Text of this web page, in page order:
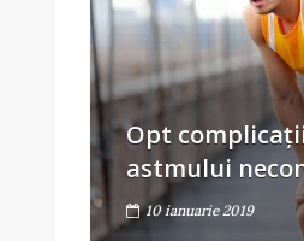
Opt
astmului
10 ianuarie 2019